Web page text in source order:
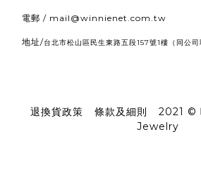
電郵 / mail@winnienet.com.tw
地址/台北市松山區民生東路五段157號1樓 （同公
退換貨政策 條款及細則
2021 ©
Jewelry